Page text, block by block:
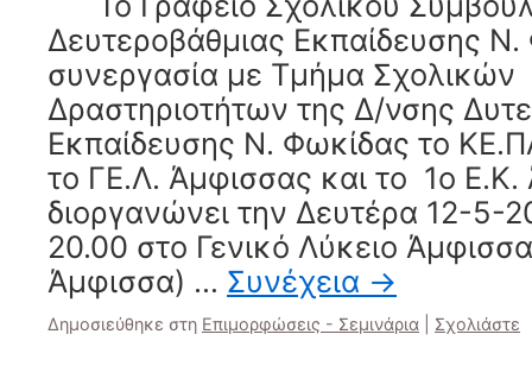
Δευτεροβάθμιας Εκπαίδευσης
συνεργασία με Τμήμα Σχολικών
Δραστηριοτήτων της Δ/νσης
Εκπαίδευσης Ν. Φωκίδας το
το ΓΕ.Λ. Άμφισσας και το 1ο Ε.Κ.
διοργανώνει την Δευτέρα 12-5-
20.00 στο Γενικό Λύκειο
Άμφισσα) … Συνέχεια →
Δημοσιεύθηκε στη Επιμορφώσεις - Σεμινάρια Σχολιάστε